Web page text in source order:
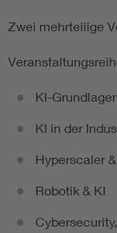
Zwei mehrteilige
KI-
KI in der
Hyperscaler
Robotik & KI